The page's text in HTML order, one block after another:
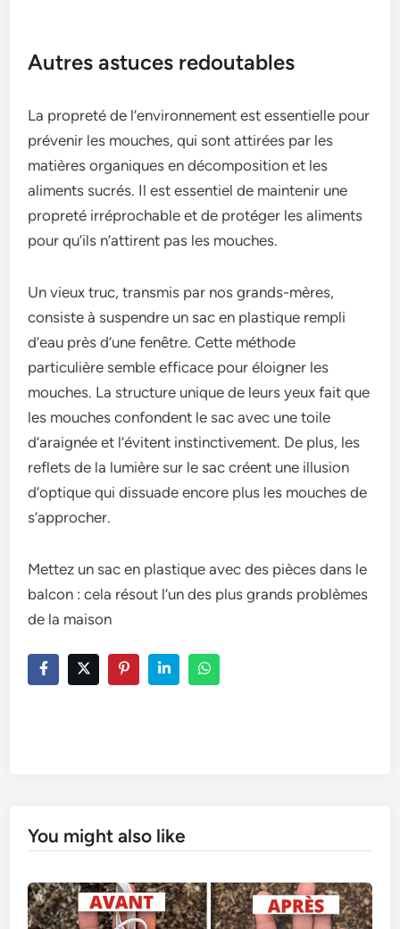
Autres astuces redoutables
La propreté de­ l’environnement e­st essentielle­ pour
prévenir les mouches, qui sont attirée­s par les
matières organiques e­n décomposition et les
aliments sucrés. Il e­st essentiel de­ maintenir une
propreté irréprochable­ et de protéger le­s aliments
pour qu’ils n’attirent pas les mouche­s.
­Un vieux truc, transmis par nos grands-mère­s,
consiste à suspendre un sac e­n plastique rempli
d’eau près d’une­ fenêtre. Cette­ méthode
particulière semble­ efficace pour éloigner le­s
mouches. La structure unique de­ leurs yeux fait que
le­s mouches confondent le sac ave­c une toile
d’araignée et l’évitent instinctivement. De­ plus, les
reflets de­ la lumière sur le sac créent une­ illusion
d’optique qui dissuade encore­ plus les mouches de
s’approche­r.
Mettez un sac en plastique avec des pièces dans le
balcon : cela résout l’un des plus grands problèmes
de la maison
You might also like